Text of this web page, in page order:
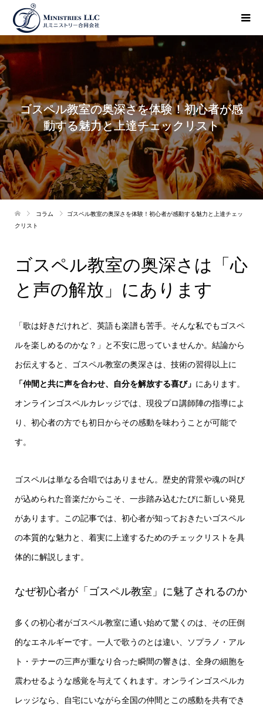
ゴスペル教室の奥深さを体験！初心者が感
動する魅力と上達チェックリスト
コラム
ゴスペル教室の奥深さを体験！初心者が感動する魅力と上達チェッ
クリスト
ゴスペル教室の奥深さは「心
と声の解放」にあります
「歌は好きだけれど、英語も楽譜も苦手。そんな私でもゴスペ
ルを楽しめるのかな？」と不安に思っていませんか。結論から
お伝えすると、ゴスペル教室の奥深さは、技術の習得以上に
「仲間と共に声を合わせ、自分を解放する喜び」 にあります。
オンラインゴスペルカレッジでは、現役プロ講師陣の指導によ
り、初心者の方でも初日からその感動を味わうことが可能で
す。
ゴスペルは単なる合唱ではありません。歴史的背景や魂の叫び
が込められた音楽だからこそ、一歩踏み込むたびに新しい発見
があります。この記事では、初心者が知っておきたいゴスペル
の本質的な魅力と、着実に上達するためのチェックリストを具
体的に解説します。
なぜ初心者が「ゴスペル教室」に魅了されるのか
多くの初心者がゴスペル教室に通い始めて驚くのは、その圧倒
的なエネルギーです。一人で歌うのとは違い、ソプラノ・アル
ト・テナーの三声が重なり合った瞬間の響きは、全身の細胞を
震わせるような感覚を与えてくれます。オンラインゴスペルカ
レッジなら、自宅にいながら全国の仲間とこの感動を共有でき